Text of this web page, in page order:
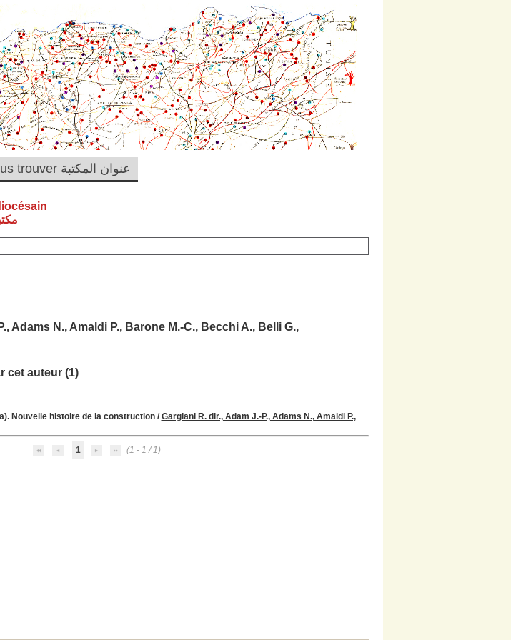
Adams N., Amaldi P., Barone M.-C., Becchi A., Belli G.,
cet auteur (1)
Nouvelle histoire de la construction/Gargiani R. dir., Adam J.-P., Adams N., Amaldi P.,
1 (1 - 1 / 1)
Nous trouver عنوان المكتبة